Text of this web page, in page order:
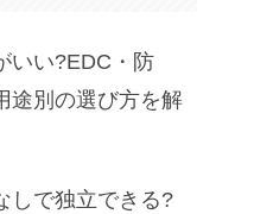
いい?EDC・防
途別の選び方を解
しで独立できる?